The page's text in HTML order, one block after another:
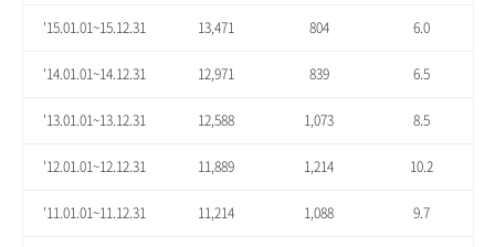
'15.01.01~15.12.31 13,471 804 6.0
'14.01.01~14.12.31 12,971 839 6.5
'13.01.01~13.12.31 12,588 1,073 8.5
'12.01.01~12.12.31 11,889 1,214 10.2
'11.01.01~11.12.31 11,214 1,088 9.7